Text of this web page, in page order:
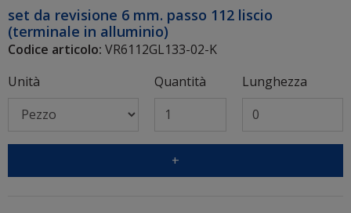
set da revisione 6 mm. passo 112 liscio
(terminale in alluminio)
Codice articolo: VR6112GL133-02-K
Unità
Quantità Lunghezza
+